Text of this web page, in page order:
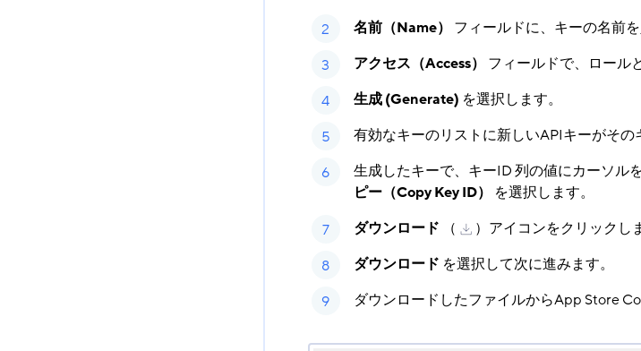
名前（Name）
フィールドに、キーの名前を
アクセス（Access）
フィールドで、ロール
生成 (Generate) ​ を選択します。
有効なキーのリストに新しいAPIキーがその
生成したキーで、キーID 列の値にカーソル
ピー（Copy Key ID）
​ を選択します。
ダウンロード ​ （
）アイコンをクリックし
ダウンロード ​ を選択して次に進みます。
ダウンロードしたファイルからApp Store